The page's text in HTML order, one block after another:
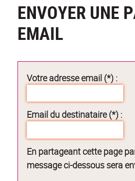
ENVOYER UNE
EMAIL
Votre adresse email (*) :
Email du destinataire (*) :
En partageant cette page
message ci-dessous sera